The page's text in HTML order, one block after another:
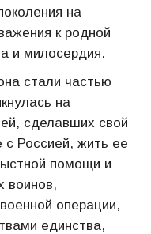
на
к родной
и милосердия.
стали частью
на
сделавших свой
Россией, жить ее
помощи и
воинов,
операции,
единства,